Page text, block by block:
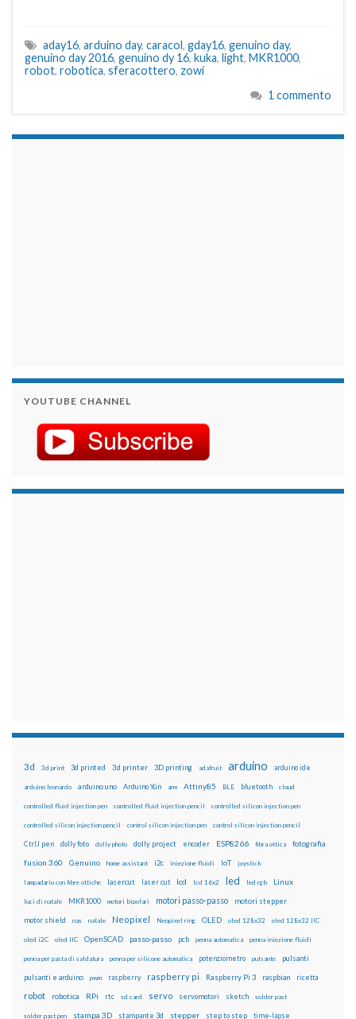
aday16, arduino day, caracol, gday16, genuino day,
genuino day 2016, genuino dy 16, kuka, light, MKR1000,
robot, robotica, sferacottero, zowi
1 commento
YOUTUBE CHANNEL
3d 3d print 3d printed 3d printer 3D printing adafruit arduino arduino ide
arduino leonardo arduino uno Arduino Yún arm Attiny85 BLE bluetooth cloud
controlled fluid injection pen controlled fluid injection pencil controlled silicon injection pen
controlled silicon injection pencil control silicon injection pen control silicon injection pencil
CtrlJ pen dolly foto dolly photo dolly project encoder ESP8266 fibra ottica fotografia
fusion 360 Genuino home assistant i2c iniezione fluidi IoT joystick
lampadario con fibre ottiche lasercut laser cut lcd lcd 16x2 led led rgb Linux
luci di natale MKR1000 motori bipolari motori passo-passo motori stepper
motor shield nas natale Neopixel Neopixel ring OLED oled 128x32 oled 128x32 IIC
oled i2C oled IIC OpenSCAD passo-passo pcb penna automatica penna iniezione fluidi
penna per pasta di saldatura penna per silicone automatica potenziometro pulsante pulsanti
pulsanti e arduino pwm raspberry raspberry pi Raspberry Pi 3 raspbian ricetta
robot robotica RPi rtc sd card servo servomotori sketch solder past
solder past pen stampa 3D stampante 3d stepper step to step time-lapse